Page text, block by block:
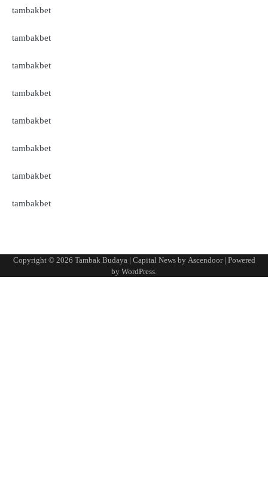
tambakbet
tambakbet
tambakbet
tambakbet
tambakbet
tambakbet
tambakbet
tambakbet
Copyright © 2026 Tambak Budaya | Capital News by Ascendoor| Powered
by WordPress